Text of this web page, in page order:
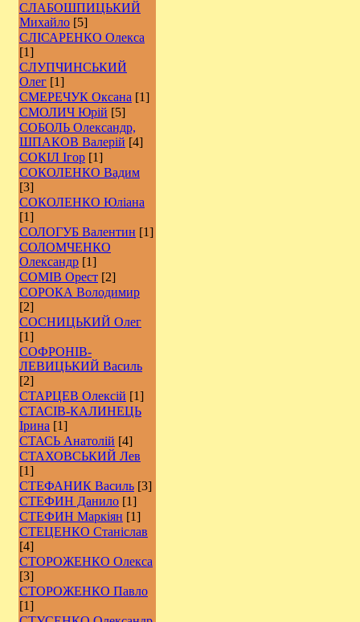
СЛАБОШПИЦЬКИЙ
Михайло [5]
СЛІСАРЕНКО Олекса
[1]
СЛУПЧИНСЬКИЙ
Олег [1]
СМЕРЕЧУК Оксана [1]
СМОЛИЧ Юрій [5]
СОБОЛЬ Олександр,
ШПАКОВ Валерій [4]
СОКІЛ Ігор [1]
СОКОЛЕНКО Вадим
[3]
СОКОЛЕНКО Юліана
[1]
СОЛОГУБ Валентин [1]
СОЛОМЧЕНКО
Олександр [1]
СОМІВ Орест [2]
СОРОКА Володимир
[2]
СОСНИЦЬКИЙ Олег
[1]
СОФРОНІВ-
ЛЕВИЦЬКИЙ Василь
[2]
СТАРЦЕВ Олексій [1]
СТАСІВ-КАЛИНЕЦЬ
Ірина [1]
СТАСЬ Анатолій [4]
СТАХОВСЬКИЙ Лев
[1]
СТЕФАНИК Василь [3]
СТЕФИН Данило [1]
СТЕФИН Маркіян [1]
СТЕЦЕНКО Станіслав
[4]
СТОРОЖЕНКО Олекса
[3]
СТОРОЖЕНКО Павло
[1]